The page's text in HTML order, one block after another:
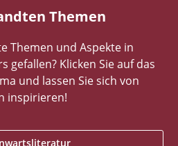
Themen
Themen und Aspekte in
gefallen? Klicken Sie auf das
und lassen Sie sich von
inspirieren!